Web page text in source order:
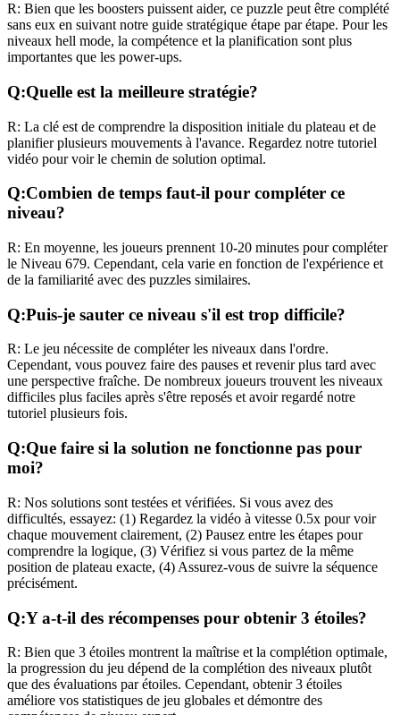
R: Bien que les boosters puissent aider, ce puzzle peut être complété
sans eux en suivant notre guide stratégique étape par étape. Pour les
niveaux hell mode, la compétence et la planification sont plus
importantes que les power-ups.
Q:Quelle est la meilleure stratégie?
R: La clé est de comprendre la disposition initiale du plateau et de
planifier plusieurs mouvements à l'avance. Regardez notre tutoriel
vidéo pour voir le chemin de solution optimal.
Q:Combien de temps faut-il pour compléter ce
niveau?
R: En moyenne, les joueurs prennent 10-20 minutes pour compléter
le Niveau 679. Cependant, cela varie en fonction de l'expérience et
de la familiarité avec des puzzles similaires.
Q:Puis-je sauter ce niveau s'il est trop difficile?
R: Le jeu nécessite de compléter les niveaux dans l'ordre.
Cependant, vous pouvez faire des pauses et revenir plus tard avec
une perspective fraîche. De nombreux joueurs trouvent les niveaux
difficiles plus faciles après s'être reposés et avoir regardé notre
tutoriel plusieurs fois.
Q:Que faire si la solution ne fonctionne pas pour
moi?
R: Nos solutions sont testées et vérifiées. Si vous avez des
difficultés, essayez: (1) Regardez la vidéo à vitesse 0.5x pour voir
chaque mouvement clairement, (2) Pausez entre les étapes pour
comprendre la logique, (3) Vérifiez si vous partez de la même
position de plateau exacte, (4) Assurez-vous de suivre la séquence
précisément.
Q:Y a-t-il des récompenses pour obtenir 3 étoiles?
R: Bien que 3 étoiles montrent la maîtrise et la complétion optimale,
la progression du jeu dépend de la complétion des niveaux plutôt
que des évaluations par étoiles. Cependant, obtenir 3 étoiles
améliore vos statistiques de jeu globales et démontre des